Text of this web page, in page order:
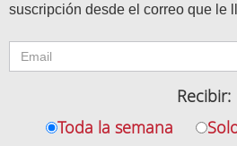
suscripción desde el correo que le
Recibir:
Toda la semana